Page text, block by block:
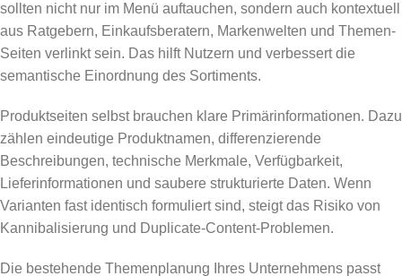
sollten nicht nur im Menü auftauchen, sondern auch kontextuell
aus Ratgebern, Einkaufsberatern, Markenwelten und Themen-
Seiten verlinkt sein. Das hilft Nutzern und verbessert die
semantische Einordnung des Sortiments.
Produktseiten selbst brauchen klare Primärinformationen. Dazu
zählen eindeutige Produktnamen, differenzierende
Beschreibungen, technische Merkmale, Verfügbarkeit,
Lieferinformationen und saubere strukturierte Daten. Wenn
Varianten fast identisch formuliert sind, steigt das Risiko von
Kannibalisierung und Duplicate-Content-Problemen.
Die bestehende Themenplanung Ihres Unternehmens passt